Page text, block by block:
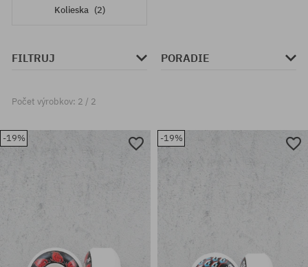
Kolieska (2)
FILTRUJ PORADIE
Počet výrobkov: 2 / 2
-19% -19%